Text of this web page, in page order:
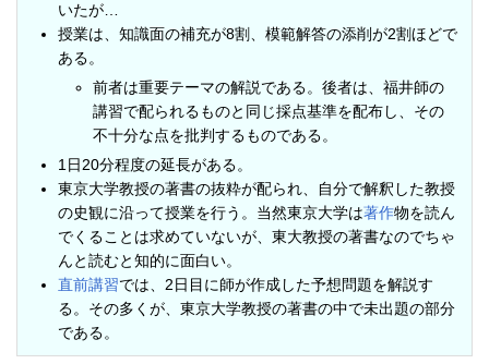
いたが…
授業は、知識面の補充が8割、模範解答の添削が2割ほどで
ある。
前者は重要テーマの解説である。後者は、福井師の
講習で配られるものと同じ採点基準を配布し、その
不十分な点を批判するものである。
1日20分程度の延長がある。
東京大学教授の著書の抜粋が配られ、自分で解釈した教授
の史観に沿って授業を行う。当然東京大学は著作物を読ん
でくることは求めていないが、東大教授の著書なのでちゃ
んと読むと知的に面白い。
直前講習では、2日目に師が作成した予想問題を解説す
る。その多くが、東京大学教授の著書の中で未出題の部分
である。